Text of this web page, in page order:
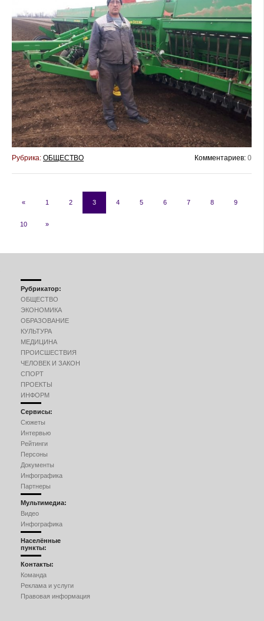
Рубрика: ОБЩЕСТВО Комментариев: 0
« 1 2 3 4 5 6 7 8 9
10 »
Рубрикатор:
ОБЩЕСТВО
ЭКОНОМИКА
ОБРАЗОВАНИЕ
КУЛЬТУРА
МЕДИЦИНА
ПРОИСШЕСТВИЯ
ЧЕЛОВЕК И ЗАКОН
СПОРТ
ПРОЕКТЫ
ИНФОРМ
Сервисы:
Сюжеты
Интервью
Рейтинги
Персоны
Документы
Инфографика
Партнеры
Мультимедиа:
Видео
Инфографика
Населённые
пункты:
Контакты:
Команда
Реклама и услуги
Правовая информация